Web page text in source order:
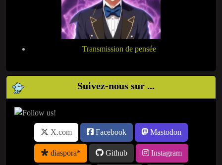
Transmission de pensée
Suivez-nous sur ...
X.com Facebook Mastodon
diaspora* Github Instagram